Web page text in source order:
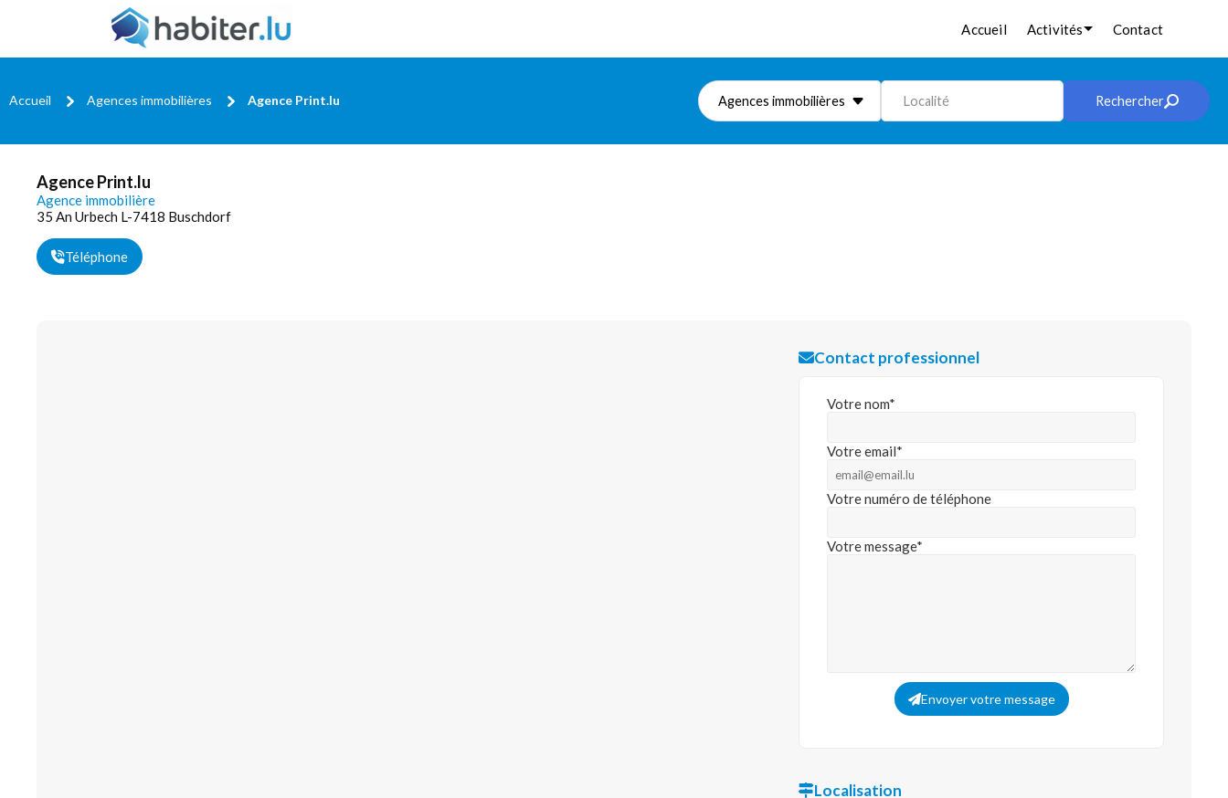
Accueil Activités Contact
Accueil Agences immobilières Agence Print.lu Agences immobilières Localité Rechercher
Agence Print.lu
Agence immobilière
35 An Urbech L-7418 Buschdorf
Téléphone
Contact professionnel
Votre nom*
Votre email*
Votre numéro de téléphone
Votre message*
Envoyer votre message
Localisation